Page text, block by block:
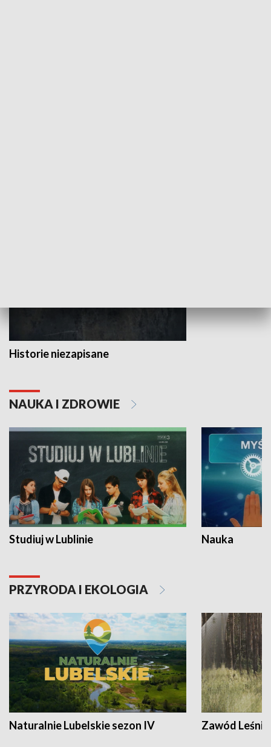
Historie niezapisane
NAUKA I ZDROWIE
Studiuj w Lublinie Nauka
PRZYRODA I EKOLOGIA
Naturalnie Lubelskie sezon IV Zawód Leśnik